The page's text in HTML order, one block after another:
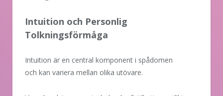
Intuition och Personlig
Tolkningsförmåga
Intuition är en central komponent i spådomen
och kan variera mellan olika utövare.